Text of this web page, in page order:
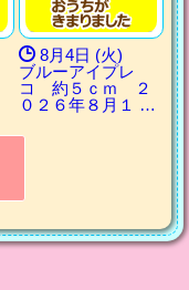
8月4日 (火)
ブルーアイプレ
コ 約５ｃｍ ２
０２６年８月１ …